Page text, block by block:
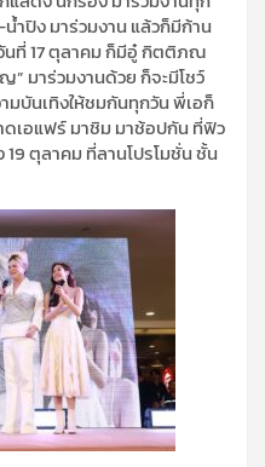
น้ำปิงมาร่วมงาน แล้วก็มีก้าน
ที่ 17 ตุลาคม ก็มีอู๋ กิตติภณ
” มาร่วมงานด้วย ก็จะมีโชว์
บันเทิงให้ชมกันทุกวัน พี่เอก็
เอแฟร์มาชิม มาช้อปกัน ที่ฟิว
ตุลาคม ที่ลานโปรโมชั่น ชั้น